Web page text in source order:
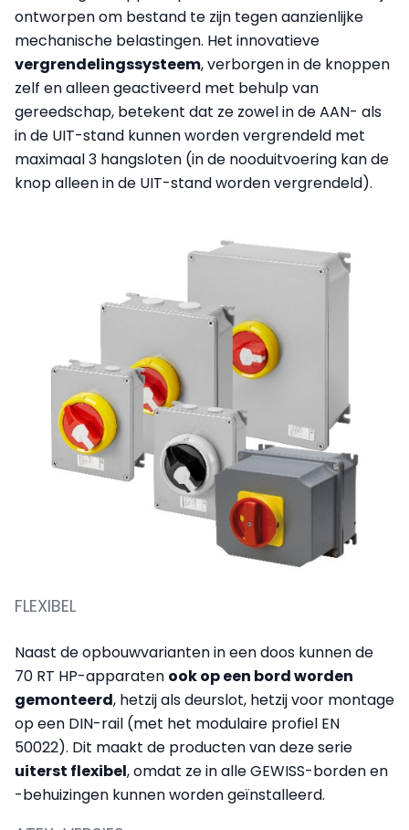
ontworpen om bestand te zijn tegen aanzienlijke
mechanische belastingen. Het innovatieve
vergrendelingssysteem, verborgen in de knoppen
zelf en alleen geactiveerd met behulp van
gereedschap, betekent dat ze zowel in de AAN- als
in de UIT-stand kunnen worden vergrendeld met
maximaal 3 hangsloten (in de nooduitvoering kan de
knop alleen in de UIT-stand worden vergrendeld).
FLEXIBEL
Naast de opbouwvarianten in een doos kunnen de
70 RT HP-apparaten ook op een bord worden
gemonteerd, hetzij als deurslot, hetzij voor montage
op een DIN-rail (met het modulaire profiel EN
50022). Dit maakt de producten van deze serie
uiterst flexibel, omdat ze in alle GEWISS-borden en
-behuizingen kunnen worden geïnstalleerd.